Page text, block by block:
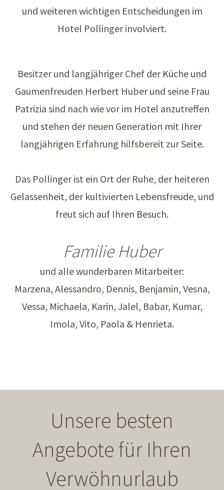
und weiteren wichtigen Entscheidungen im
Hotel Pollinger involviert.
Besitzer und langjähriger Chef der Küche und
Gaumenfreuden Herbert Huber und seine Frau
Patrizia sind nach wie vor im Hotel anzutreffen
und stehen der neuen Generation mit Ihrer
langjährigen Erfahrung hilfsbereit zur Seite.
Das Pollinger ist ein Ort der Ruhe, der heiteren
Gelassenheit, der kultivierten Lebensfreude, und
freut sich auf Ihren Besuch.
Familie Huber
und alle wunderbaren Mitarbeiter:
Marzena, Alessandro, Dennis, Benjamin, Vesna,
Vessa, Michaela, Karin, Jalel, Babar, Kumar,
Imola, Vito, Paola & Henrieta.
Unsere besten
Angebote für Ihren
Verwöhnurlaub